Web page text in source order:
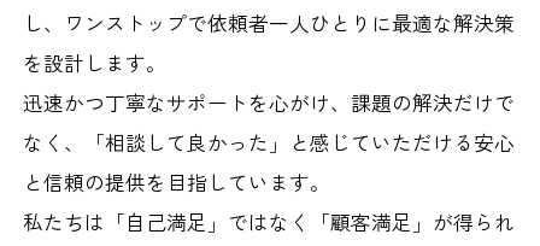
し、ワンストップで依頼者一人ひとりに最適な解決策
を設計します。
迅速かつ丁寧なサポートを心がけ、課題の解決だけで
なく、「相談して良かった」と感じていただける安心
と信頼の提供を目指しています。
私たちは「自己満足」ではなく「顧客満足」が得られ